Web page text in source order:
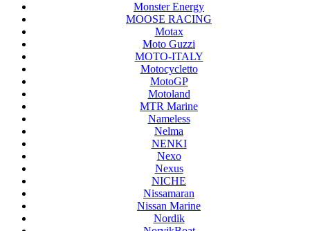
Monster Energy
MOOSE RACING
Motax
Moto Guzzi
MOTO-ITALY
Motocycletto
MotoGP
Motoland
MTR Marine
Nameless
Nelma
NENKI
Nexo
Nexus
NICHE
Nissamaran
Nissan Marine
Nordik